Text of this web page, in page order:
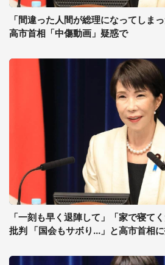
「間違った人間が総理になってしま
高市首相「中傷動画」疑惑で
「一刻も早く退陣して」「家で寝て
批判 「国会もサボり...」と高市首相